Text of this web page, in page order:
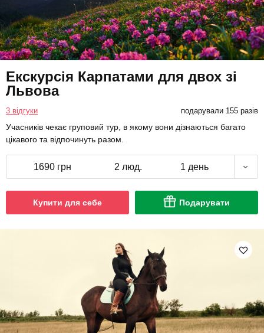
Екскурсія Карпатами для двох зі
Львова
3 відгуки подарували 155 разів
Учасників чекає груповий тур, в якому вони дізнаються багато
цікавого та відпочинуть разом.
1690 грн 2 люд. 1 день
Купити для себе Подарувати